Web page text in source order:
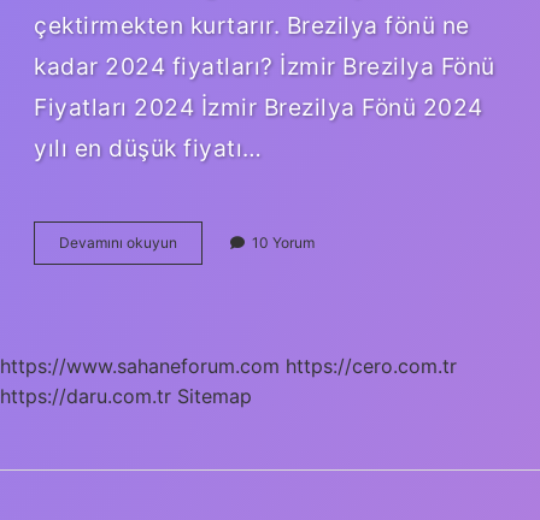
çektirmekten kurtarır. Brezilya fönü ne
kadar 2024 fiyatları? İzmir Brezilya Fönü
Fiyatları 2024 İzmir Brezilya Fönü 2024
yılı en düşük fiyatı…
Devamını okuyun
Bakımı
10 Yorum
https://www.sahaneforum.com https://cero.com.tr
https://daru.com.tr Sitemap